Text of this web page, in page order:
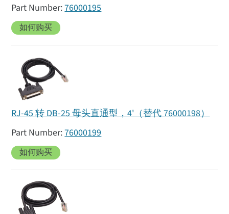
76000195
如何购买
RJ-45 转 DB-25 母头直通型，4'（替代 76000198）
76000199
如何购买